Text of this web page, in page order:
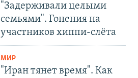
"Задерживали целыми
семьями". Гонения на
участников хиппи-слёта
МИР
"Иран тянет время". Как